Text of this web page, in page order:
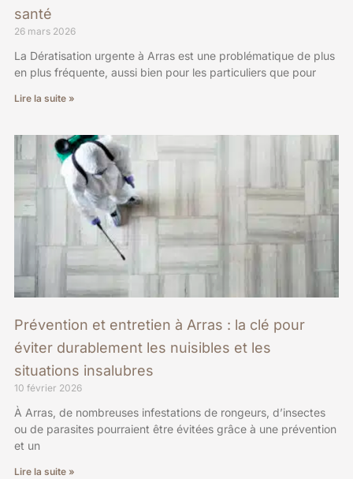
santé
26 mars 2026
La Dératisation urgente à Arras est une problématique de plus
en plus fréquente, aussi bien pour les particuliers que pour
Lire la suite »
Prévention et entretien à Arras : la clé pour
éviter durablement les nuisibles et les
situations insalubres
10 février 2026
À Arras, de nombreuses infestations de rongeurs, d’insectes
ou de parasites pourraient être évitées grâce à une prévention
et un
Lire la suite »